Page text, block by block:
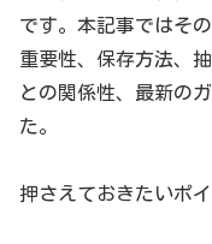
です。本記事ではそ
重要性、保存方法、
との関係性、最新の
た。
押さえておきたいポ